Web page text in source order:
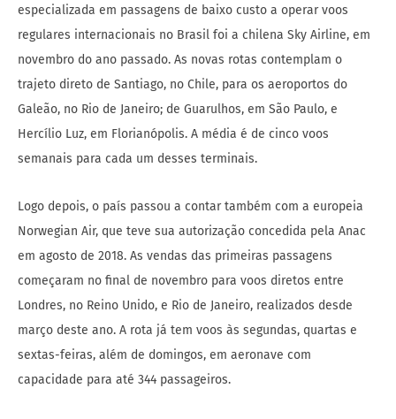
especializada em passagens de baixo custo a operar voos
regulares internacionais no Brasil foi a chilena Sky Airline, em
novembro do ano passado. As novas rotas contemplam o
trajeto direto de Santiago, no Chile, para os aeroportos do
Galeão, no Rio de Janeiro; de Guarulhos, em São Paulo, e
Hercílio Luz, em Florianópolis. A média é de cinco voos
semanais para cada um desses terminais.
Logo depois, o país passou a contar também com a europeia
Norwegian Air, que teve sua autorização concedida pela Anac
em agosto de 2018. As vendas das primeiras passagens
começaram no final de novembro para voos diretos entre
Londres, no Reino Unido, e Rio de Janeiro, realizados desde
março deste ano. A rota já tem voos às segundas, quartas e
sextas-feiras, além de domingos, em aeronave com
capacidade para até 344 passageiros.